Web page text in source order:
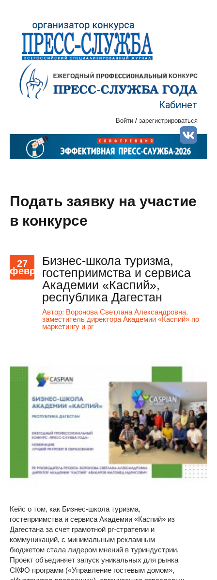
Кабинет
Войти / зарегистрироваться
Подать заявку на участие
в конкурсе
27
февр
Бизнес-школа туризма,
гостеприимства и сервиса
Академии «Каспий»,
республика Дагестан
Автор: Воронова Светлана Александровна,
заместитель директора Академии «Каспий» по
маркетингу и pr
Кейс о том, как Бизнес-школа туризма,
гостеприимства и сервиса Академии «Каспий» из
Дагестана за счет грамотной pr-стратегии и
коммуникаций, с минимальным рекламным
бюджетом стала лидером мнений в туриндустрии.
Проект объединяет запуск уникальных для рынка
СКФО программ («Управление гостевым домом»,